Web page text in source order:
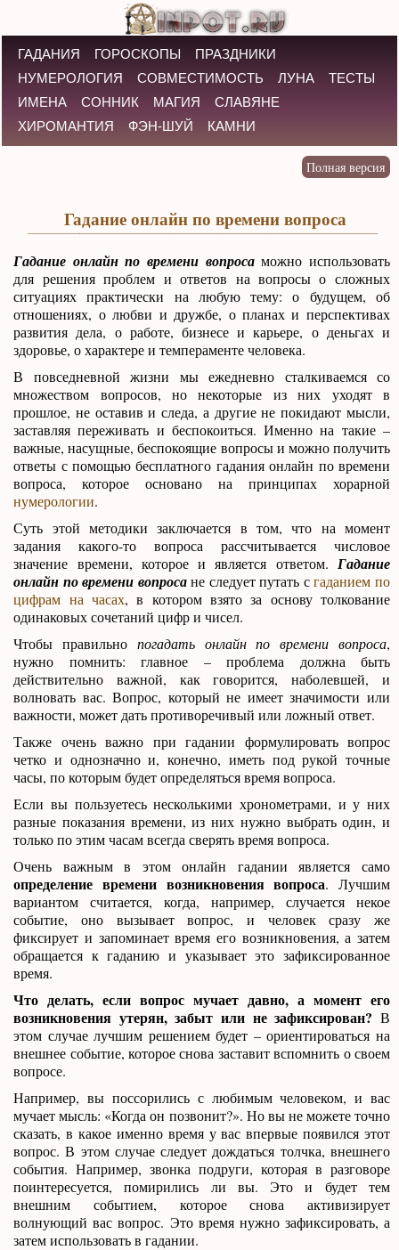
ГАДАНИЯ ГОРОСКОПЫ
ПРАЗДНИКИ
НУМЕРОЛОГИЯ
СОВМЕСТИМОСТЬ ЛУНА
ТЕСТЫ
ИМЕНА
СОННИК МАГИЯ
СЛАВЯНЕ
ХИРОМАНТИЯ
ФЭН-ШУЙ КАМНИ
Гадание онлайн по времени вопроса
Гадание онлайн по времени вопросаможно использовать
для решения проблем и ответов на вопросы о сложных
ситуациях практически на любую тему: о будущем, об
отношениях, о любви и дружбе, о планах и перспективах
развития дела, о работе, бизнесе и карьере, о деньгах и
здоровье, о характере и темпераменте человека.
В повседневной жизни мы ежедневно сталкиваемся со
множеством вопросов, но некоторые из них уходят в
прошлое, не оставив и следа, а другие не покидают мысли,
заставляя переживать и беспокоиться. Именно на такие –
важные, насущные, беспокоящие вопросы и можно получить
ответы с помощью бесплатного гадания онлайн по времени
вопроса, которое основано на принципах хорарной
нумерологии.
Суть этой методики заключается в том, что на момент
задания какого-то вопроса рассчитывается числовое
значение времени, которое и является ответом. Гадание
онлайн по времени вопросане следует путать сгаданием по
цифрам на часах, в котором взято за основу толкование
одинаковых сочетаний цифр и чисел.
Чтобы правильно погадать онлайн по времени вопроса,
нужно помнить: главное – проблема должна быть
действительно важной, как говорится, наболевшей, и
волновать вас. Вопрос, который не имеет значимости или
важности, может дать противоречивый или ложный ответ.
Также очень важно при гадании формулировать вопрос
четко и однозначно и, конечно, иметь под рукой точные
часы, по которым будет определяться время вопроса.
Если вы пользуетесь несколькими хронометрами, и у них
разные показания времени, из них нужно выбрать один, и
только по этим часам всегда сверять время вопроса.
Очень важным в этом онлайн гадании является само
определение времени возникновения вопроса. Лучшим
вариантом считается, когда, например, случается некое
событие, оно вызывает вопрос, и человек сразу же
фиксирует и запоминает время его возникновения, а затем
обращается к гаданию и указывает это зафиксированное
время.
Что делать, если вопрос мучает давно, а момент его
возникновения утерян, забыт или не зафиксирован? В
этом случае лучшим решением будет – ориентироваться на
внешнее событие, которое снова заставит вспомнить о своем
вопросе.
Например, вы поссорились с любимым человеком, и вас
мучает мысль: «Когда он позвонит?». Но вы не можете точно
сказать, в какое именно время у вас впервые появился этот
вопрос. В этом случае следует дождаться толчка, внешнего
события. Например, звонка подруги, которая в разговоре
поинтересуется, помирились ли вы. Это и будет тем
внешним событием, которое снова активизирует
волнующий вас вопрос. Это время нужно зафиксировать, а
затем использовать в гадании.